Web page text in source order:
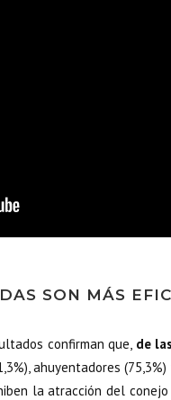
SON MÁS
confirman que, de
ahuyentadores
la atracción del